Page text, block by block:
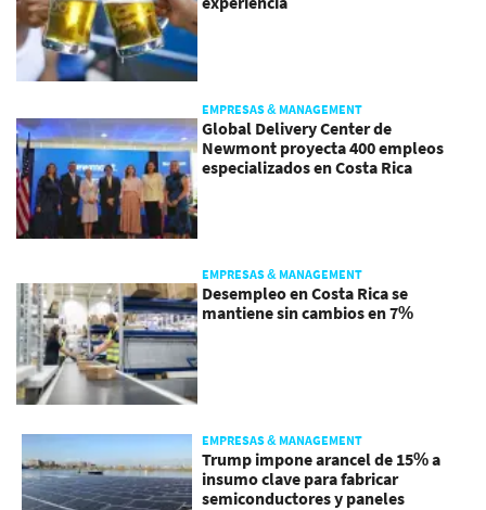
EMPRESAS & MANAGEMENT
Global Delivery Center de
Newmont proyecta 400 empleos
especializados en Costa Rica
EMPRESAS & MANAGEMENT
Desempleo en Costa Rica se
mantiene sin cambios en 7%
EMPRESAS & MANAGEMENT
Trump impone arancel de 15% a
insumo clave para fabricar
semiconductores y paneles